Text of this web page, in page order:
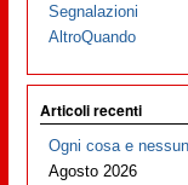
Segnalazioni
AltroQuando
Articoli recenti
Ogni cosa e
Agosto 2026